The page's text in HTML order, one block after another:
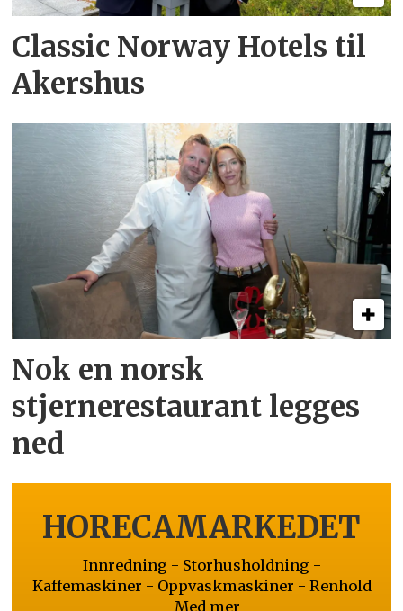
Classic Norway Hotels til
Akershus
Nok en norsk
stjernerestaurant legges
ned
HORECAMARKEDET
Innredning - Storhusholdning -
Kaffemaskiner - Oppvaskmaskiner - Renhold
- Med mer